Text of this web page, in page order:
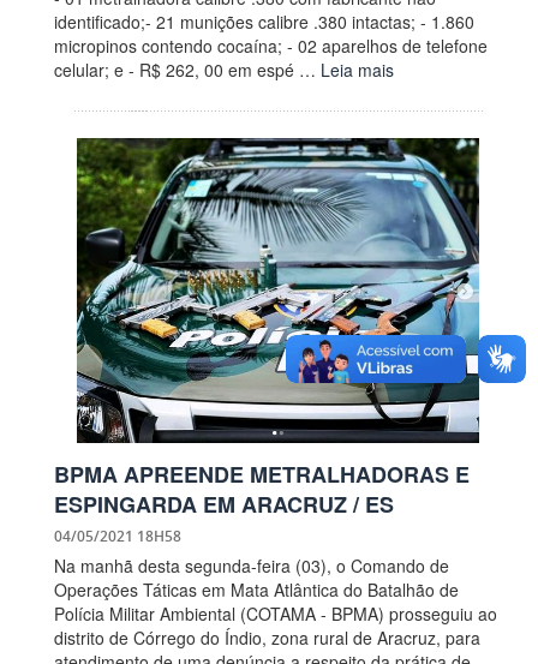
identificado;- 21 munições calibre .380 intactas; - 1.860
micropinos contendo cocaína; - 02 aparelhos de telefone
celular; e - R$ 262, 00 em espé … Leia mais
BPMA APREENDE METRALHADORAS E
ESPINGARDA EM ARACRUZ / ES
04/05/2021 18H58
Na manhã desta segunda-feira (03), o Comando de
Operações Táticas em Mata Atlântica do Batalhão de
Polícia Militar Ambiental (COTAMA - BPMA) prosseguiu ao
distrito de Córrego do Índio, zona rural de Aracruz, para